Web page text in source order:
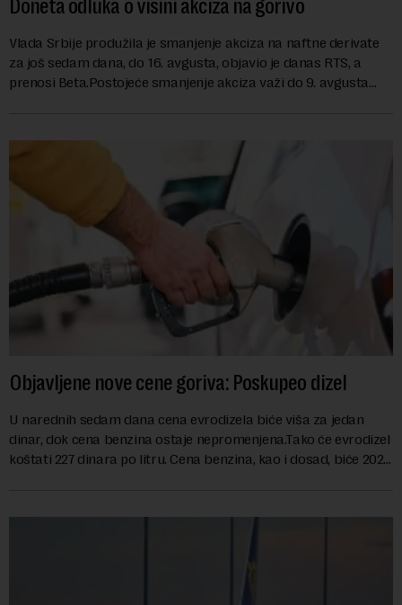
Doneta odluka o visini akciza na gorivo
Vlada Srbije produžila je smanjenje akciza na naftne derivate
za još sedam dana, do 16. avgusta, objavio je danas RTS, a
prenosi Beta.Postojeće smanjenje akciza važi do 9. avgusta
Objavljene nove cene goriva: Poskupeo dizel
U narednih sedam dana cena evrodizela biće viša za jedan
dinar, dok cena benzina ostaje nepromenjena.Tako će evrodizel
koštati 227 dinara po litru. Cena benzina, kao i dosad, biće 202